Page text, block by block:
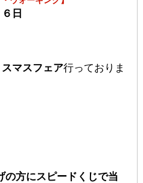
日
スマスフェア行っておりま
方にスピードくじで当